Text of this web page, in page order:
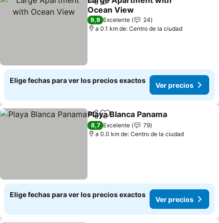
CompartirAgregar a favoritos
Ocean View
9,9 Excelente
24
a 0.1 km de: Centro de la ciudad
Elige fechas para ver los precios exactos
Ver precios
CompartirAgregar a favoritos
Playa Blanca Panama
8,7 Excelente
79
a 0.0 km de: Centro de la ciudad
Elige fechas para ver los precios exactos
Ver precios